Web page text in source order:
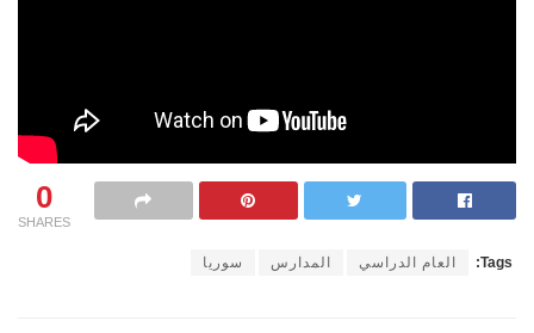
0
SHARES
Tags: العام الدراسي المدارس سوريا